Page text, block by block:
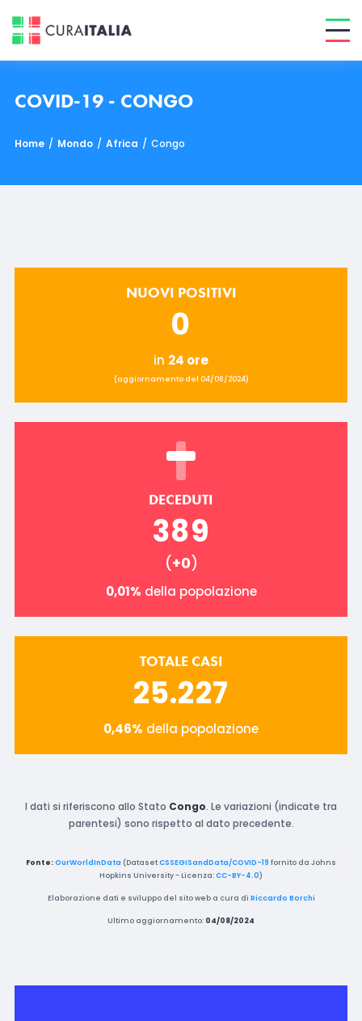
COVID-19 - CONGO
Home / Mondo / Africa / Congo
NUOVI POSITIVI
0
in 24 ore
(aggiornamento del 04/08/2024)
DECEDUTI
389
(+0)
0,01% della popolazione
TOTALE CASI
25.227
0,46% della popolazione
I dati si riferiscono allo Stato Congo. Le variazioni (indicate tra
parentesi) sono rispetto al dato precedente.
Fonte:OurWorldInData (DatasetCSSEGISandData/COVID-19 fornito da Johns
Hopkins University - Licenza:CC-BY-4.0)
Elaborazione dati e sviluppo del sito web a cura di Riccardo Borchi
Ultimo aggiornamento: 04/08/2024